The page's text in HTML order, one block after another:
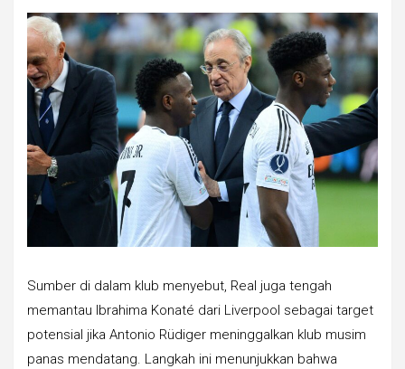
Sumber di dalam klub menyebut, Real juga tengah
memantau Ibrahima Konaté dari Liverpool sebagai target
potensial jika Antonio Rüdiger meninggalkan klub musim
panas mendatang. Langkah ini menunjukkan bahwa